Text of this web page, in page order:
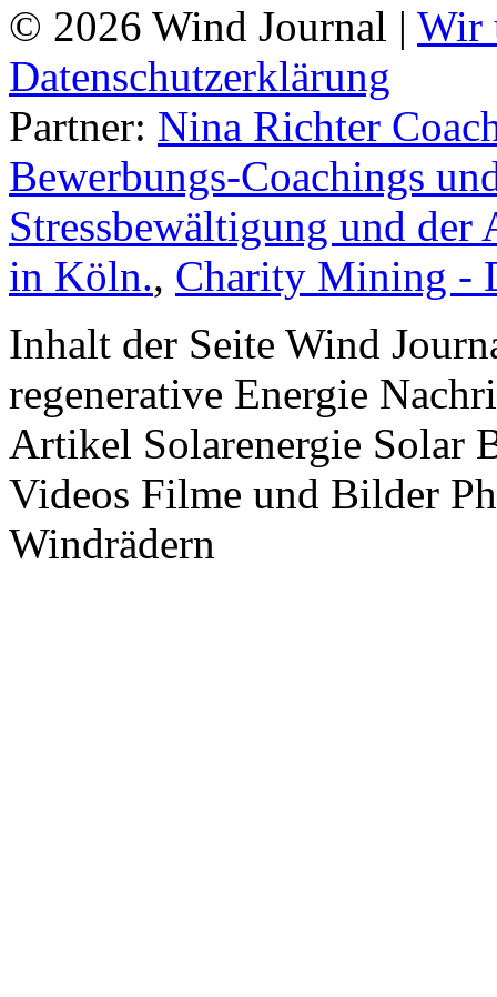
© 2026 Wind Journal | Wir
Datenschutzerklärung
Partner: Nina Richter
Bewerbungs-Coachings
Stressbewältigung und
in Köln., Charity Mining -
Inhalt der Seite Wind
regenerative Energie
Artikel Solarenergie Solar
Videos Filme und Bilder
Windrädern